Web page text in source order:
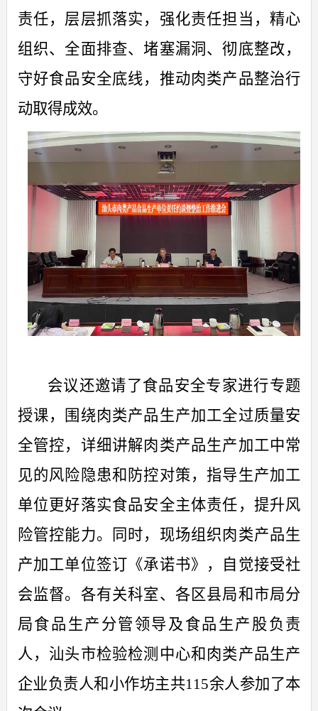
责任，层层抓落实，强化责任担当，精心
组织、全面排查、堵塞漏洞、彻底整改，
守好食品安全底线，推动肉类产品整治行
动取得成效。
会议还邀请了食品安全专家进行专题
授课，
围绕肉类产品生产加工全过质量安
全管控， 详细讲解肉类产品生产加工中常
见的风险隐患和防控对策，指导生产加工
单位更好落实食品安全主体责任，提升风
险管控能力。同时， 现场组织肉类产品生
产加工单位签订《承诺书》
，
自觉接受社
会监督。 各有关科室、 各区县局和市局分
局食品生产分管领导及食品生产股负责
人，汕头市检验检测中心和 肉类产品生产
企业负责人和小作坊主共115余人参加了本